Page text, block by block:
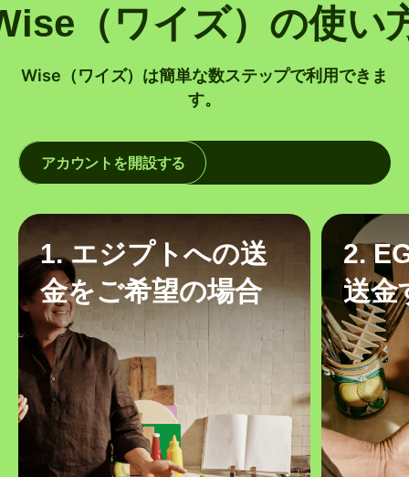
（ワイズ）の使い
Wise（ワイズ）は簡単な数ステップで利用できま
す。
アカウントを開設する
1. エジプトへの送
金をご希望の場合
2.
送金